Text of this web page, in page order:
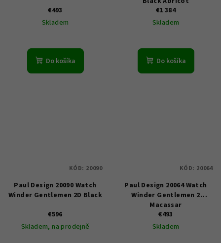
€493
Skladem
Do košíka
€1 384
Skladem
Do košíka
Paul Design 20090 Watch
Winder Gentlemen 2D Black
€596
Skladem, na prodejně
KÓD: 20090
Paul Design 20064 Watch
Winder Gentlemen 2
Macassar
€493
Skladem
KÓD: 20064